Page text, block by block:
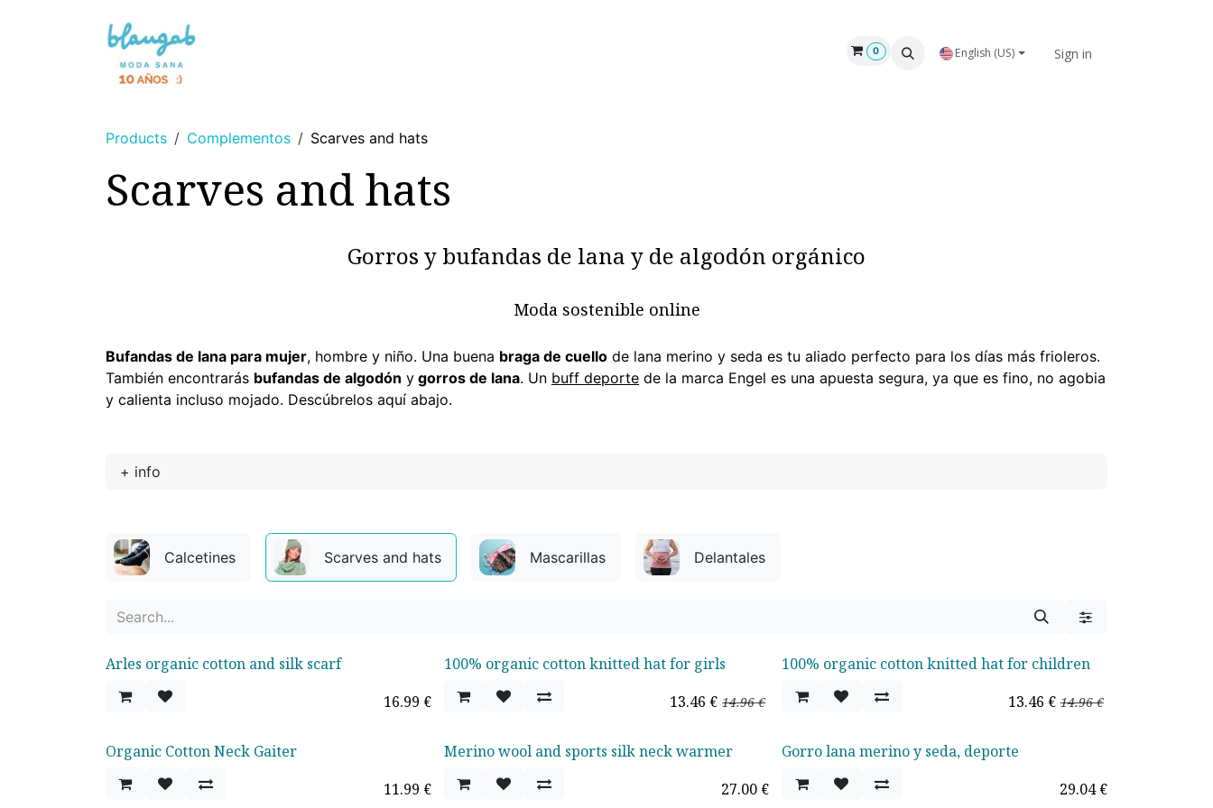
0 English (US) Sign in
Products Complementos Scarves and hats
Scarves and hats
Gorros y bufandas de lana y de algodón orgánico
Moda sostenible online
Bufandas de lana para mujer, hombre y niño. Una buena braga de cuello de lana merino y seda es tu aliado perfecto para los días más frioleros.
También encontrarás bufandas de algodón y gorros de lana. Un buff deporte de la marca Engel es una apuesta segura, ya que es fino, no agobia
y calienta incluso mojado. Descúbrelos aquí abajo.
+ info
Calcetines Scarves and hats Mascarillas Delantales
Arles organic cotton and silk scarf
16.99 € Oferta - 10%
100% organic cotton knitted hat for girls
13.46 € 14.96€ Oferta - 10%
100% organic cotton knitted hat for children
13.46 € 14.96€
Sold out
Organic Cotton Neck Gaiter
11.99 €
Merino wool and sports silk neck warmer
27.00 €
Gorro lana merino y seda, deporte
29.04€